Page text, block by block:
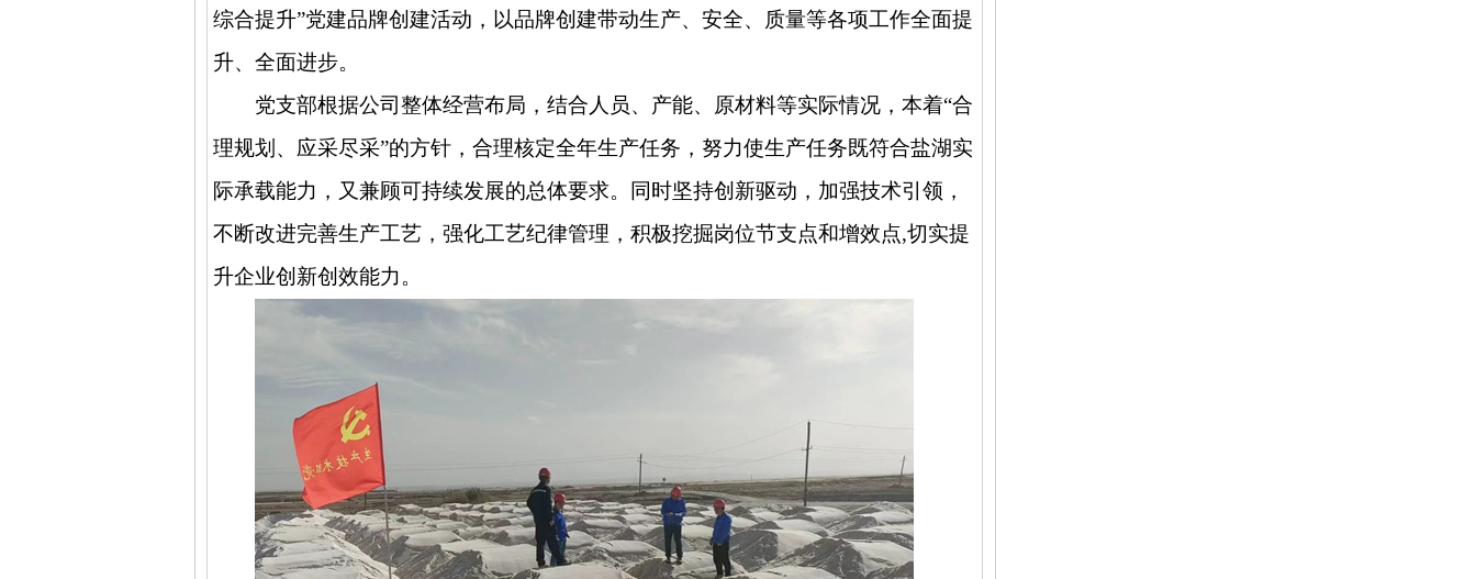
综合提升”党建品牌创建活动，以品牌创建带动生产、安全、质量等各项工作全面提
升、全面进步。
党支部根据公司整体经营布局，结合人员、产能、原材料等实际情况，本着“合
理规划、应采尽采”的方针，合理核定全年生产任务，努力使生产任务既符合盐湖实
际承载能力，又兼顾可持续发展的总体要求。同时坚持创新驱动，加强技术引领，
不断改进完善生产工艺，强化工艺纪律管理，积极挖掘岗位节支点和增效点,切实提
升企业创新创效能力。